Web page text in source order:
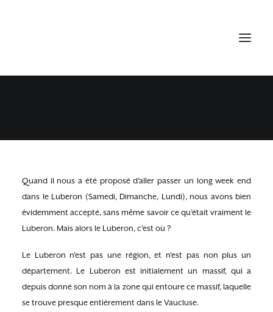
Quand il nous a été proposé d’aller passer un long week end
dans le Luberon (Samedi, Dimanche, Lundi), nous avons bien
évidemment accepté, sans même savoir ce qu’était vraiment le
Luberon. Mais alors le Luberon, c’est où ?
Le Luberon n’est pas une région, et n’est pas non plus un
département. Le Luberon est initialement un massif, qui a
depuis donné son nom à la zone qui entoure ce massif, laquelle
se trouve presque entièrement dans le Vaucluse.